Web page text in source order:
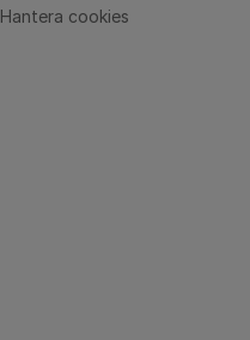
Hantera cookies